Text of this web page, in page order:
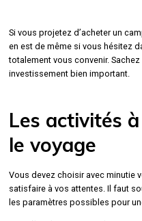
Si vous projetez d’acheter un
en est de même si vous hésitez
totalement vous convenir.
investissement bien important.
Les activités
le voyage
Vous devez choisir avec minutie
satisfaire à vos attentes. Il faut
les paramètres possibles pour